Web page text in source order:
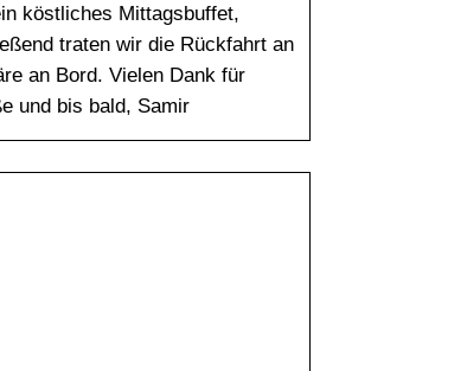
köstliches Mittagsbuffet,
traten wir die Rückfahrt an
an Bord. Vielen Dank für
und bis bald, Samir